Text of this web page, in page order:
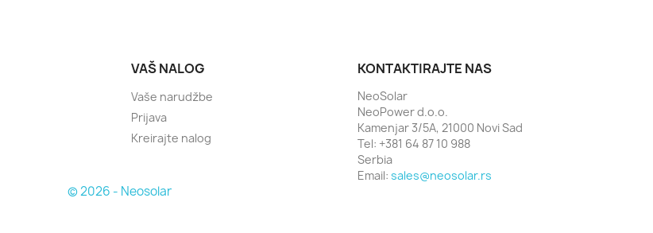
VAŠ NALOG
Vaše narudžbe
Prijava
Kreirajte nalog
KONTAKTIRAJTE NAS
NeoSolar
NeoPower d.o.o.
Kamenjar 3/5A, 21000 Novi Sad
Tel: +381 64 87 10 988
Serbia
Email: sales@neosolar.rs
© 2026 - Neosolar